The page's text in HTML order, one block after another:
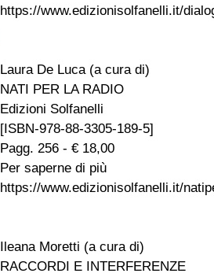
https://www.edizionisolfanelli.it/
Laura De Luca (a cura di)
NATI PER LA RADIO
Edizioni Solfanelli
[ISBN-978-88-3305-189-5]
Pagg. 256 - € 18,00
Per saperne di più
https://www.edizionisolfanelli.it/
Ileana Moretti (a cura di)
RACCORDI E INTERFERENZE